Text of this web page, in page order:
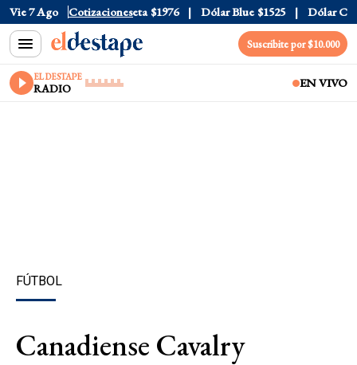
Vie 7 Ago Cotizaciones
$1520 Dólar Tarjeta $1976 Dólar Blue $1525 Dólar CCL
Suscribite por $10.000
EL DESTAPE
RADIO EN VIVO
FÚTBOL
Canadiense Cavalry